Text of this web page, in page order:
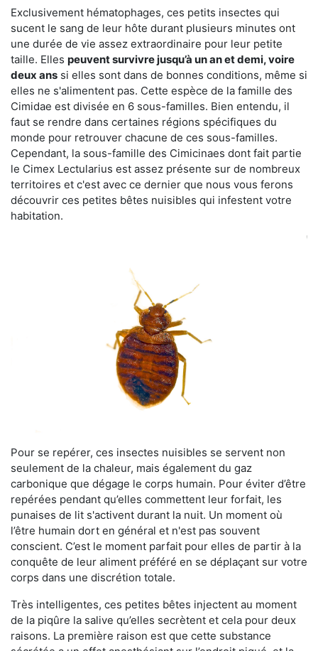
Exclusivement hématophages, ces petits insectes qui
sucent le sang de leur hôte durant plusieurs minutes ont
une durée de vie assez extraordinaire pour leur petite
taille. Elles peuvent survivre jusqu’à un an et demi, voire
deux ans si elles sont dans de bonnes conditions, même si
elles ne s'alimentent pas. Cette espèce de la famille des
Cimidae est divisée en 6 sous-familles. Bien entendu, il
faut se rendre dans certaines régions spécifiques du
monde pour retrouver chacune de ces sous-familles.
Cependant, la sous-famille des Cimicinaes dont fait partie
le Cimex Lectularius est assez présente sur de nombreux
territoires et c'est avec ce dernier que nous vous ferons
découvrir ces petites bêtes nuisibles qui infestent votre
habitation.
Pour se repérer, ces insectes nuisibles se servent non
seulement de la chaleur, mais également du gaz
carbonique que dégage le corps humain. Pour éviter d’être
repérées pendant qu’elles commettent leur forfait, les
punaises de lit s'activent durant la nuit. Un moment où
l’être humain dort en général et n'est pas souvent
conscient. C’est le moment parfait pour elles de partir à la
conquête de leur aliment préféré en se déplaçant sur votre
corps dans une discrétion totale.
Très intelligentes, ces petites bêtes injectent au moment
de la piqûre la salive qu’elles secrètent et cela pour deux
raisons. La première raison est que cette substance